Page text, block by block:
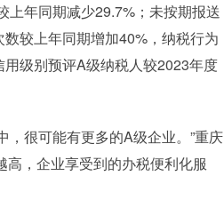
年同期减少29.7%；未按期报送
较上年同期增加40%，纳税行为
级别预评A级纳税人较2023年度
，很可能有更多的A级企业。”重庆
，企业享受到的办税便利化服